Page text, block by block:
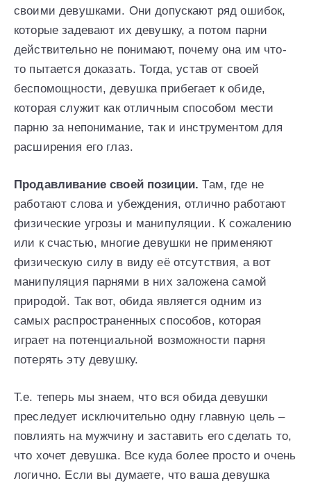
своими девушками. Они допускают ряд ошибок,
которые задевают их девушку, а потом парни
действительно не понимают, почему она им что-
то пытается доказать. Тогда, устав от своей
беспомощности, девушка прибегает к обиде,
которая служит как отличным способом мести
парню за непонимание, так и инструментом для
расширения его глаз.
Продавливание своей позиции. Там, где не
работают слова и убеждения, отлично работают
физические угрозы и манипуляции. К сожалению
или к счастью, многие девушки не применяют
физическую силу в виду её отсутствия, а вот
манипуляция парнями в них заложена самой
природой. Так вот, обида является одним из
самых распространенных способов, которая
играет на потенциальной возможности парня
потерять эту девушку.
Т.е. теперь мы знаем, что вся обида девушки
преследует исключительно одну главную цель –
повлиять на мужчину и заставить его сделать то,
что хочет девушка. Все куда более просто и очень
логично. Если вы думаете, что ваша девушка